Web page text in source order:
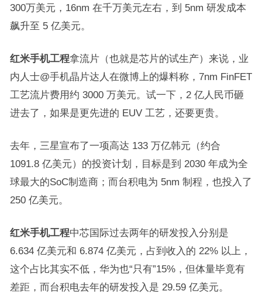
300万美元，16nm 在千万美元左右，到 5nm 研发成本
飙升至 5 亿美元。
红米手机工程拿流片（也就是芯片的试生产）来说，业
内人士@手机晶片达人在微博上的爆料称，7nm FinFET
工艺流片费用约 3000 万美元。试一下，2 亿人民币砸
进去了，如果是更先进的 EUV 工艺，还要更贵。
去年，三星宣布了一项高达 133 万亿韩元（约合
1091.8 亿美元）的投资计划，目标是到 2030 年成为全
球最大的SoC制造商；而台积电为 5nm 制程，也投入了
250 亿美元。
红米手机工程中芯国际过去两年的研发投入分别是
6.634 亿美元和 6.874 亿美元，占到收入的 22% 以上，
这个占比其实不低，华为也“只有”15%，但体量毕竟有
差距，而台积电去年的研发投入是 29.59 亿美元。